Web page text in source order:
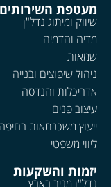
מעטפת השירותים
שיווק ומיתוג נדל"ן
מדיה והדמיה
שמאות
ניהול שיפוצים ובנייה
אדריכלות והנדסה
עיצוב פנים
ייעוץ משכנתאות בחיפה
ליווי משפטי
יזמות והשקעות
נדל"ן מניב בארץ